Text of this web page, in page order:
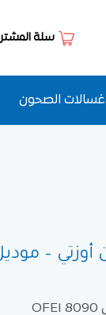
سلة
غسالات الصحون